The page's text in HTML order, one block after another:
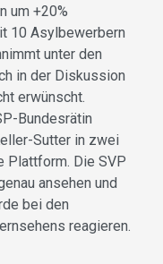
um +20%
10 Asylbewerbern
unter den
in der Diskussion
erwünscht.
Bundesrätin
Sutter in zwei
Plattform. Die SVP
ansehen und
bei den
reagieren.